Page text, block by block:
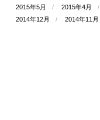
2015年5月
2015年4月
2014年12月
2014年11月